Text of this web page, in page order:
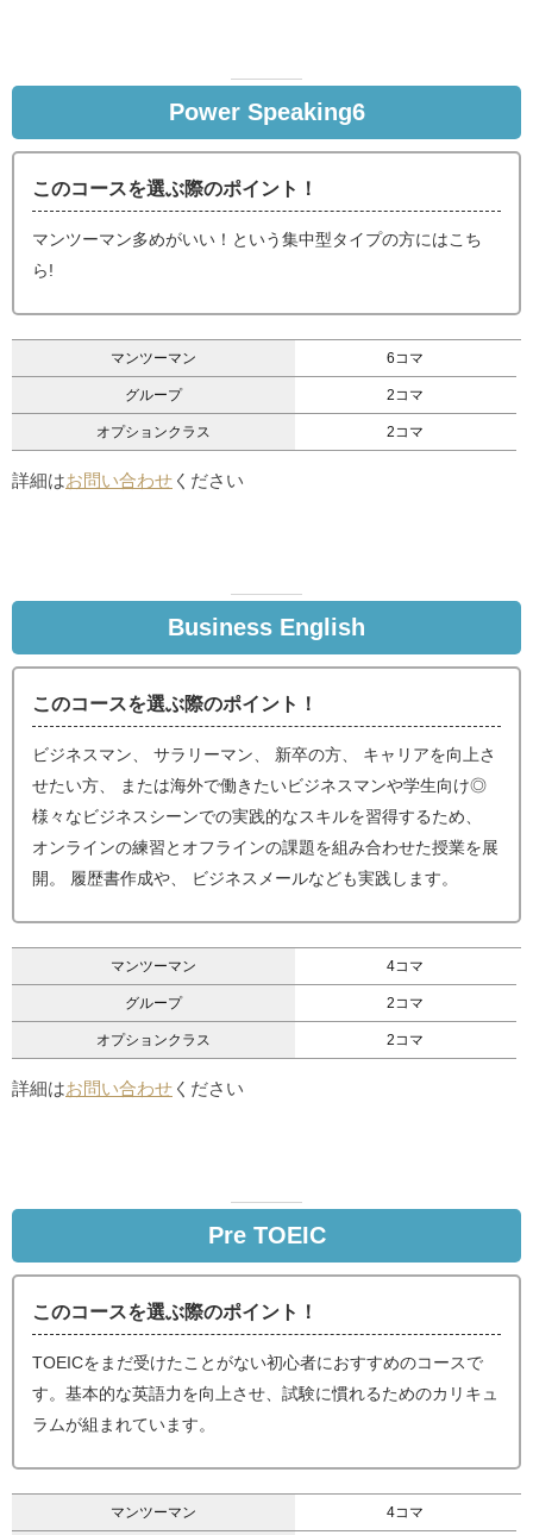
Power Speaking6
このコースを選ぶ際のポイント！
マンツーマン多めがいい！という集中型タイプの方にはこち
ら!
マンツーマン 6コマ
グループ 2コマ
オプションクラス 2コマ
詳細はお問い合わせ ください
Business English
このコースを選ぶ際のポイント！
ビジネスマン、 サラリーマン、 新卒の方、 キャリアを向上さ
せたい方、 または海外で働きたいビジネスマンや学生向け◎
様々なビジネスシーンでの実践的なスキルを習得するため、
オンラインの練習とオフラインの課題を組み合わせた授業を展
開。 履歴書作成や、 ビジネスメールなども実践します。
マンツーマン 4コマ
グループ 2コマ
オプションクラス 2コマ
詳細はお問い合わせ ください
Pre TOEIC
このコースを選ぶ際のポイント！
TOEICをまだ受けたことがない初心者におすすめのコースで
す。基本的な英語力を向上させ、試験に慣れるためのカリキュ
ラムが組まれています。
マンツーマン 4コマ